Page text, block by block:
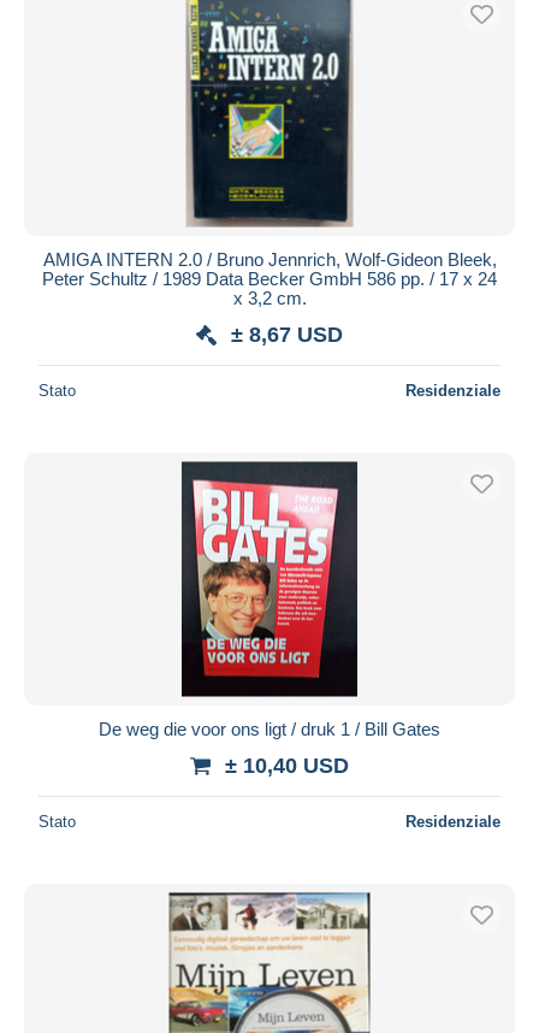
Spedizione gratuita
Metodi di pagamento
Bonifico bancario
Bancontact
iDeal
Residenza del venditore
Aggiorna
AMIGA INTERN 2.0 / Bruno Jennrich, Wolf-Gideon Bleek,
Peter Schultz / 1989 Data Becker GmbH 586 pp. / 17 x 24
x 3,2 cm.
± 8,67 USD
Stato Residenziale
De weg die voor ons ligt / druk 1 / Bill Gates
± 10,40 USD
Stato Residenziale